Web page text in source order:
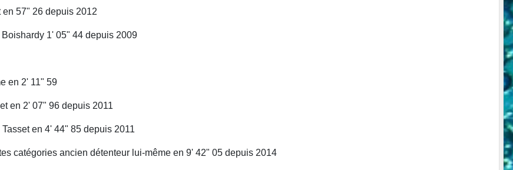
26 depuis 2012
1' 05" 44 depuis 2009
en 2' 11" 59
2' 07" 96 depuis 2011
en 4' 44" 85 depuis 2011
catégories ancien détenteur lui-même en 9' 42" 05 depuis 2014